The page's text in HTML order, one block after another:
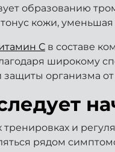
образованию
кожи,
С в составе
широкому
организма от
и
рядом